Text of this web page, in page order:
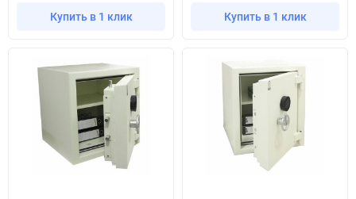
Купить в 1 клик Купить в 1 клик